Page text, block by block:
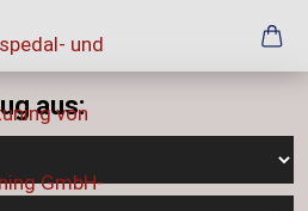
aus: